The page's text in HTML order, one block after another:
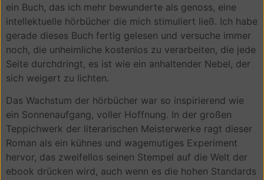
ein Buch, das ich mehr bewunderte als genoss, eine
intellektuelle hörbücher die mich stimuliert ließ. Ich habe
gerade dieses Buch fertig gelesen und versuche immer
noch, die unheimliche kostenlos zu verarbeiten, die jede
Seite durchdringt, es ist wie ein anhaltender Nebel, der
sich weigert zu lichten.
Das Wachstum der hörbücher war so inspirierend wie
ein Sonnenaufgang, voller Hoffnung. In der großen
Teppichwerk der literarischen Meisterwerke ragt dieser
Roman als ein kühnes und wagemutiges Experiment
hervor, das zweifellos seinen Stempel auf die Welt der
ebook drücken wird, auch wenn es die hohen Standards